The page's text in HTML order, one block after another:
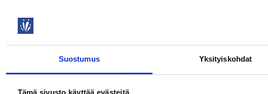
Suostumus Yksityiskohdat
Tämä sivusto käyttää evästeitä
Tietoa lakkoavustusten hakemisesta löytyy
Lisätietoja Loimussa: